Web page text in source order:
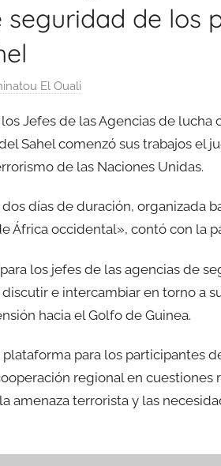
de los
El Ouali
Jefes de las Agencias de
Sahel comenzó sus trabajos el
de las Naciones Unidas.
días de duración, organizada
África occidental», contó con la
los jefes de las agencias de
e intercambiar en torno a
hacia el Golfo de Guinea.
para los participantes
regional en cuestiones
amenaza terrorista y las